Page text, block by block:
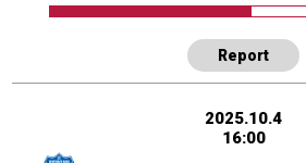
Report
2025.10.4
16:00